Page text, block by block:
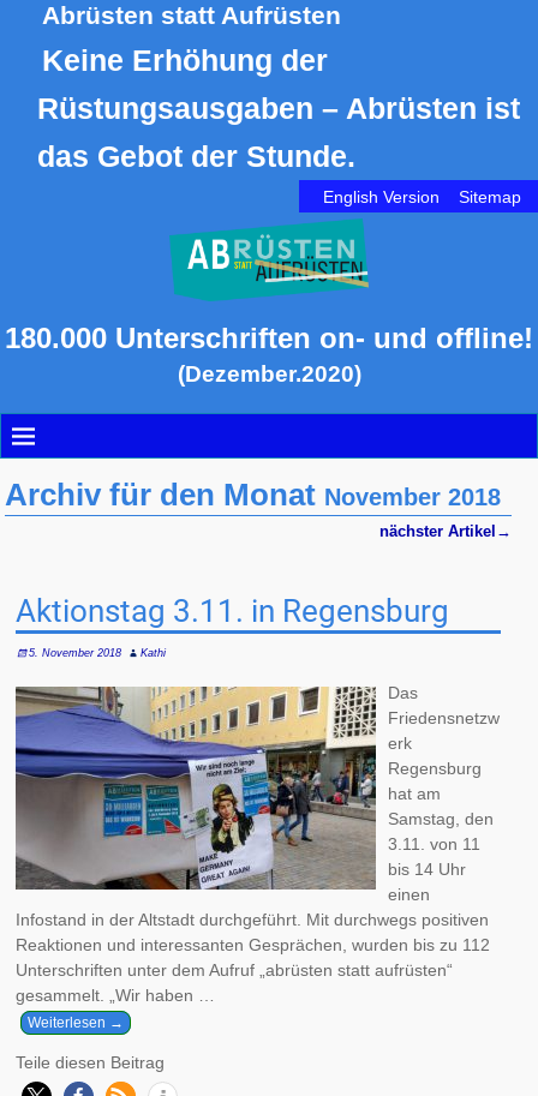
Abrüsten statt Aufrüsten
Keine Erhöhung der
Rüstungsausgaben – Abrüsten ist
das Gebot der Stunde.
English Version Sitemap
180.000 Unterschriften on- und offline!
(Dezember.2020)
Archiv für den Monat November 2018
nächster Artikel →
Aktionstag 3.11. in Regensburg
5. November 2018 Kathi
Das
Friedensnetzw
erk
Regensburg
hat am
Samstag, den
3.11. von 11
bis 14 Uhr
einen
Infostand in der Altstadt durchgeführt. Mit durchwegs positiven
Reaktionen und interessanten Gesprächen, wurden bis zu 112
Unterschriften unter dem Aufruf „abrüsten statt aufrüsten“
gesammelt. „Wir haben
Weiterlesen →
Teile diesen Beitrag